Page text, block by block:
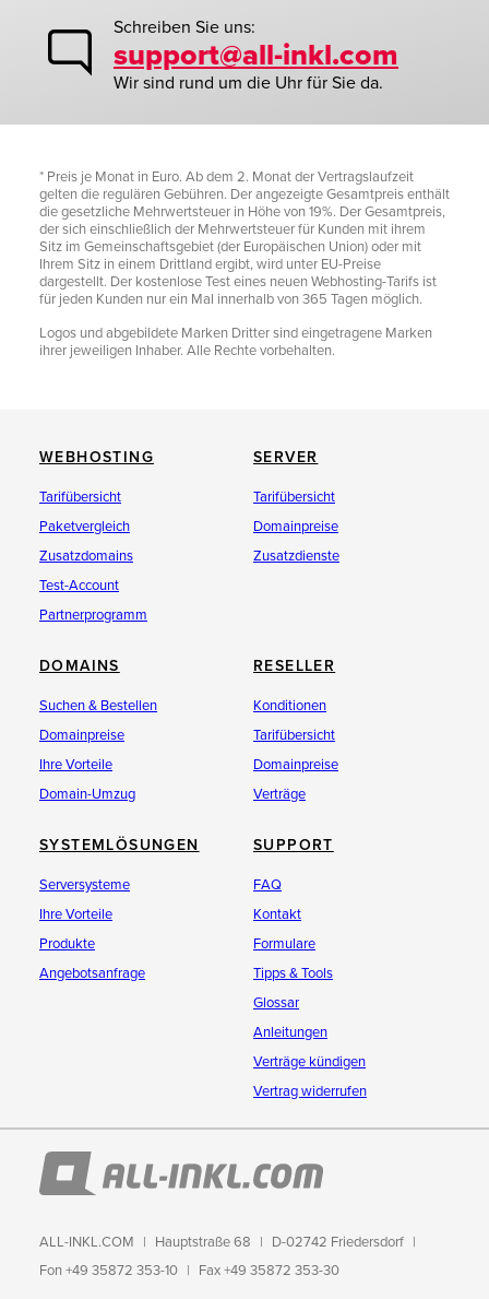
Schreiben Sie uns:
support@all-inkl.com
Wir sind rund um die Uhr für Sie da.
* Preis je Monat in Euro. Ab dem 2. Monat der Vertragslaufzeit
gelten die regulären Gebühren. Der angezeigte Gesamtpreis enthält
die gesetzliche Mehrwertsteuer in Höhe von 19%. Der Gesamtpreis,
der sich einschließlich der Mehrwertsteuer für Kunden mit ihrem
Sitz im Gemeinschaftsgebiet (der Europäischen Union) oder mit
Ihrem Sitz in einem Drittland ergibt, wird unter EU-Preise
dargestellt. Der kostenlose Test eines neuen Webhosting-Tarifs ist
für jeden Kunden nur ein Mal innerhalb von 365 Tagen möglich.
Logos und abgebildete Marken Dritter sind eingetragene Marken
ihrer jeweiligen Inhaber. Alle Rechte vorbehalten.
WEBHOSTING
Tarifübersicht
Paketvergleich
Zusatzdomains
Test-Account
Partnerprogramm
SERVER
Tarifübersicht
Domainpreise
Zusatzdienste
DOMAINS
Suchen & Bestellen
Domainpreise
Ihre Vorteile
Domain-Umzug
RESELLER
Konditionen
Tarifübersicht
Domainpreise
Verträge
SYSTEMLÖSUNGEN
Serversysteme
Ihre Vorteile
Produkte
Angebotsanfrage
SUPPORT
FAQ
Kontakt
Formulare
Tipps & Tools
Glossar
Anleitungen
Verträge kündigen
Vertrag widerrufen
ALL-INKL.COM Hauptstraße 68
D-02742 Friedersdorf
Fon +49 35872 353-10
Fax +49 35872 353-30